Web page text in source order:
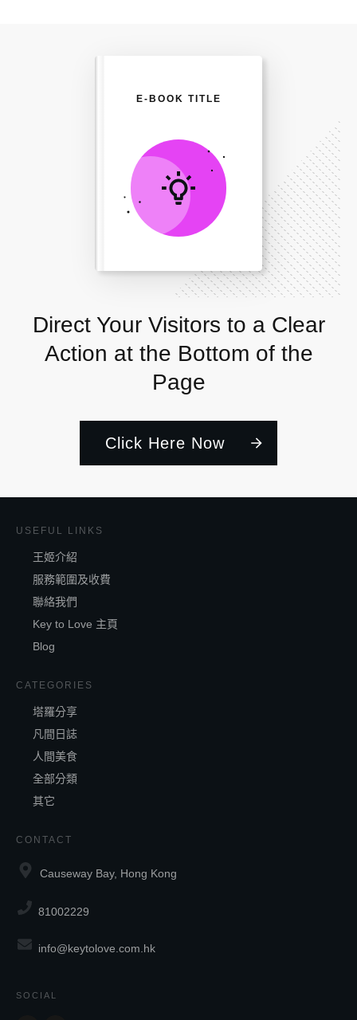
Direct Your Visitors to a Clear
Action at the Bottom of the
Page
Click Here Now
E-BOOK TITLE
USEFUL LINKS
王姬介紹
服務範圍及收費
聯絡我們
Key to Love 主頁
Blog
CATEGORIES
塔羅分享
凡間日誌
人間美食
全部分類
其它
CONTACT
Causeway Bay, Hong Kong
81002229
info@keytolove.com.hk
SOCIAL